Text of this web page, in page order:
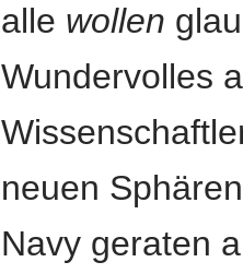
alle wollen
Wundervolles
neuen
Navy geraten